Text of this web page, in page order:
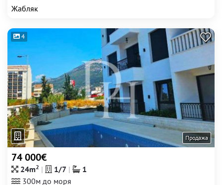
Жабляк
4
Продажа
74 000€
24m2 1/7
1
300м до моря